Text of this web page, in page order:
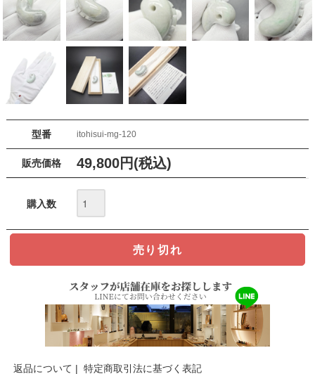
型番 itohisui-mg-120
販売価格 49,800円(税込)
購入数
返品について | 特定商取引法に基づく表記